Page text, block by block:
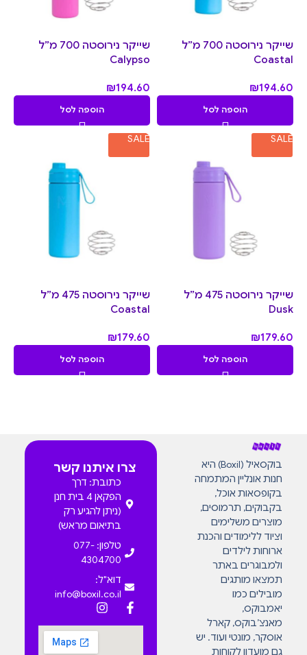
שייקר נירוסטה 700 מ”ל
Coastal
₪194.60
הוספה לסל
שייקר נירוסטה 700 מ”ל
Calypso
₪194.60
הוספה לסל
SALE
שייקר נירוסטה 475 מ”ל
Dusk
₪179.60
הוספה לסל
SALE
שייקר נירוסטה 475 מ”ל
Coastal
₪179.60
הוספה לסל
בוקסאיל (Boxil) היא
חנות אונליין המתמחה
בקופסאות אוכל,
בקבוקים, תרמוסים,
מוצרים משלימים
וציוד ללימודים והכנת
ארוחות לילדים
ולמבוגרים באתר
תמצאו מותגים
מובילים כמו
יאמבוקס,
מאנצ’בוקס, קארל
אוסקר, מונטי ועוד. יש
גם מועדון לקוחות
צרו איתנו קשר
כתובת: דרך
הפקאן 4 בית חנן
(ניתן להגיע רק
בתיאום מראש)
טלפון: 077-
4304700
דוא"ל:
info@boxil.co.il